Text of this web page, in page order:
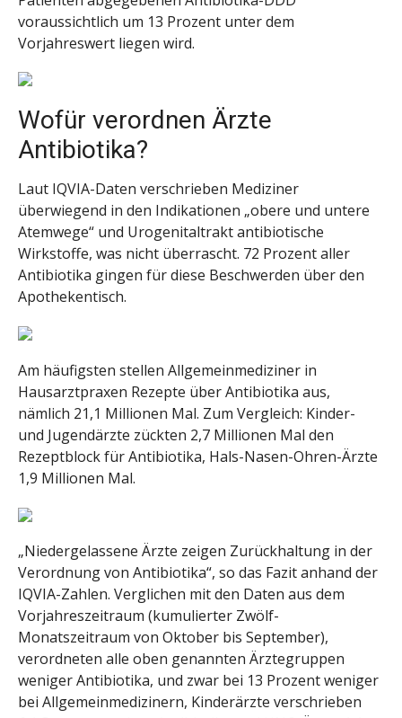
voraussichtlich um 13 Prozent unter dem
Vorjahreswert liegen wird.
Wofür verordnen Ärzte
Antibiotika?
Laut IQVIA-Daten verschrieben Mediziner
überwiegend in den Indikationen „obere und untere
Atemwege“ und Urogenitaltrakt antibiotische
Wirkstoffe, was nicht überrascht. 72 Prozent aller
Antibiotika gingen für diese Beschwerden über den
Apothekentisch.
Am häufigsten stellen Allgemeinmediziner in
Hausarztpraxen Rezepte über Antibiotika aus,
nämlich 21,1 Millionen Mal. Zum Vergleich: Kinder-
und Jugendärzte zückten 2,7 Millionen Mal den
Rezeptblock für Antibiotika, Hals-Nasen-Ohren-Ärzte
1,9 Millionen Mal.
„Niedergelassene Ärzte zeigen Zurückhaltung in der
Verordnung von Antibiotika“, so das Fazit anhand der
IQVIA-Zahlen. Verglichen mit den Daten aus dem
Vorjahreszeitraum (kumulierter Zwölf-
Monatszeitraum von Oktober bis September),
verordneten alle oben genannten Ärztegruppen
weniger Antibiotika, und zwar bei 13 Prozent weniger
bei Allgemeinmedizinern, Kinderärzte verschrieben